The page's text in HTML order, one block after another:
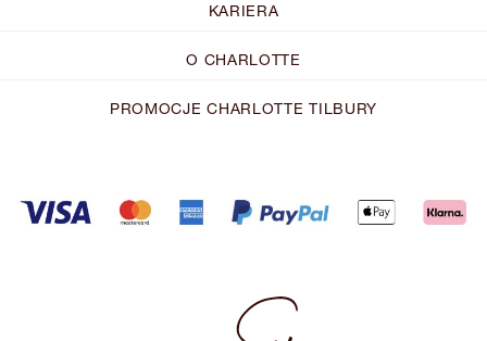
KARIERA
O CHARLOTTE
PROMOCJE CHARLOTTE TILBURY